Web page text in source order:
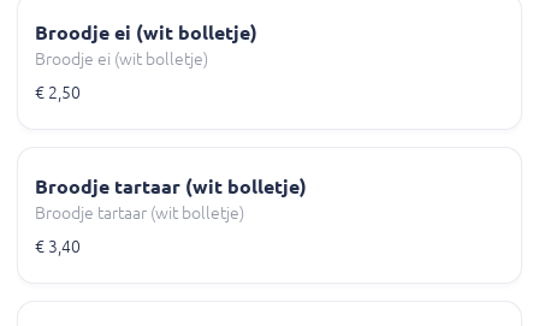
Broodje ei (wit bolletje)
Broodje ei (wit bolletje)
€ 2,50
Broodje tartaar (wit bolletje)
Broodje tartaar (wit bolletje)
€ 3,40